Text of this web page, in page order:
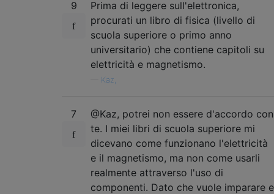
9
Prima di leggere sull'elettronica,
procurati un libro di fisica (livello di
scuola superiore o primo anno
universitario) che contiene capitoli su
elettricità e magnetismo.
Kaz,
7
@Kaz, potrei non essere d'accordo con
te. I miei libri di scuola superiore mi
dicevano come funzionano l'elettricità
e il magnetismo, ma non come usarli
realmente attraverso l'uso di
componenti. Dato che vuole imparare e